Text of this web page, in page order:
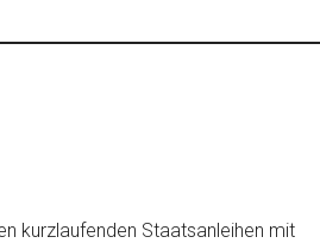
kurzlaufenden Staatsanleihen mit